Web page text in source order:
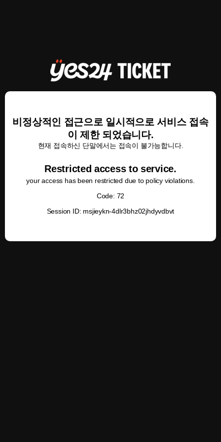
비정상적인 접근으로 일시적으로 서비스 접속
이 제한 되었습니다.
현재 접속하신 단말에서는 접속이 불가능합니다.
Restricted access to service.
your access has been restricted due to policy violations.
Code: 72
Session ID: msjieykn-4dlr3bhz02jhdyvdbvt